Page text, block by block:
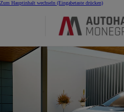
Zum Hauptinhalt wechseln (Eingabetaste drücken)